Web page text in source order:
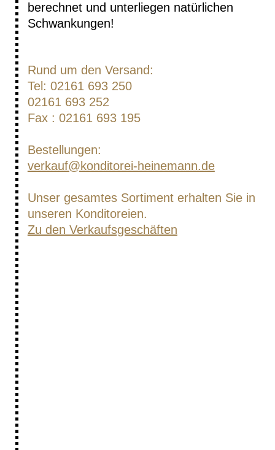
berechnet und unterliegen natürlichen
Schwankungen!
Rund um den Versand:
Tel: 02161 693 250
02161 693 252
Fax : 02161 693 195
Bestellungen:
verkauf@konditorei-heinemann.de
Unser gesamtes Sortiment erhalten Sie in
unseren Konditoreien.
Zu den Verkaufsgeschäften